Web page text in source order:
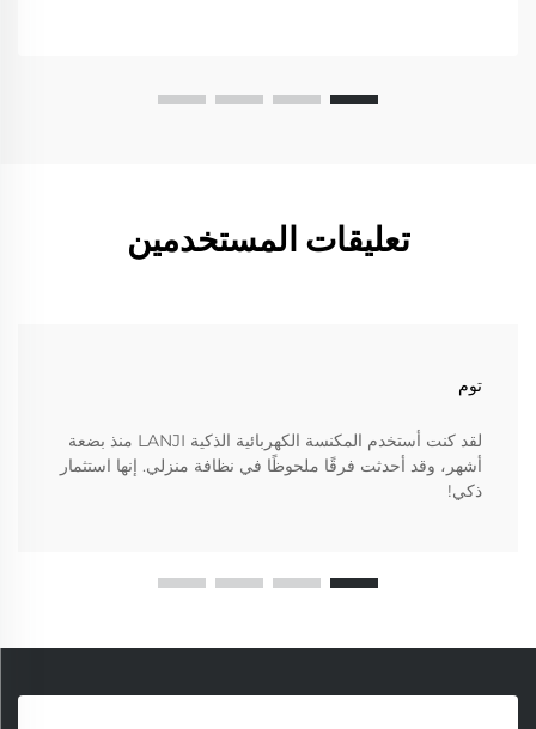
تعليقات المستخدمين
توم
لقد كنت أستخدم المكنسة الكهربائية الذكية LANJI منذ بضعة
أشهر، وقد أحدثت فرقًا ملحوظًا في نظافة منزلي. إنها استثمار
ذكي!